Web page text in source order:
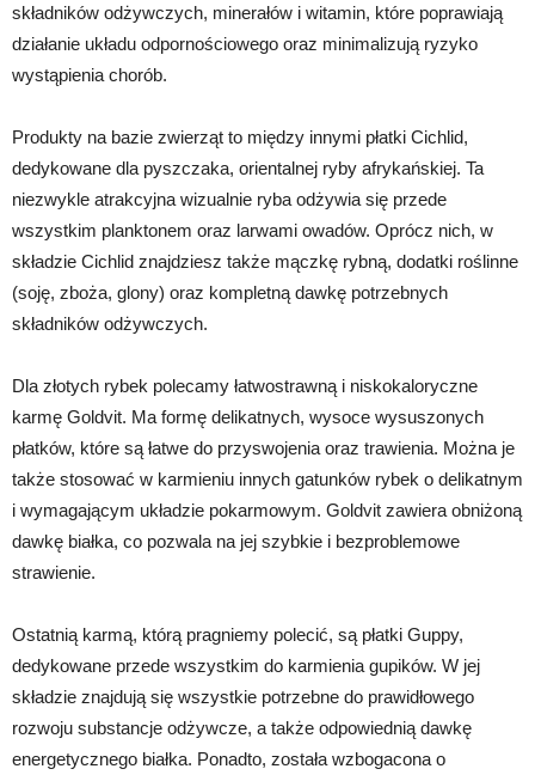
składników odżywczych, minerałów i witamin, które poprawiają
działanie układu odpornościowego oraz minimalizują ryzyko
wystąpienia chorób.
Produkty na bazie zwierząt to między innymi płatki Cichlid,
dedykowane dla pyszczaka, orientalnej ryby afrykańskiej. Ta
niezwykle atrakcyjna wizualnie ryba odżywia się przede
wszystkim planktonem oraz larwami owadów. Oprócz nich, w
składzie Cichlid znajdziesz także mączkę rybną, dodatki roślinne
(soję, zboża, glony) oraz kompletną dawkę potrzebnych
składników odżywczych.
Dla złotych rybek polecamy łatwostrawną i niskokaloryczne
karmę Goldvit. Ma formę delikatnych, wysoce wysuszonych
płatków, które są łatwe do przyswojenia oraz trawienia. Można je
także stosować w karmieniu innych gatunków rybek o delikatnym
i wymagającym układzie pokarmowym. Goldvit zawiera obniżoną
dawkę białka, co pozwala na jej szybkie i bezproblemowe
strawienie.
Ostatnią karmą, którą pragniemy polecić, są płatki Guppy,
dedykowane przede wszystkim do karmienia gupików. W jej
składzie znajdują się wszystkie potrzebne do prawidłowego
rozwoju substancje odżywcze, a także odpowiednią dawkę
energetycznego białka. Ponadto, została wzbogacona o